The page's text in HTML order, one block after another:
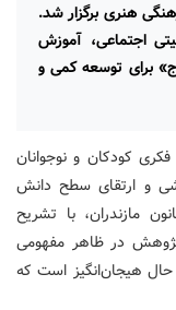
هنری برگزار شد.
اجتماعی، آموزش
برای توسعه کمی و
کودکان و نوجوانان
و ارتقای سطح دانش
مازندران، با تشریح
در ظاهر مفهومی
هیجان‌انگیز است که